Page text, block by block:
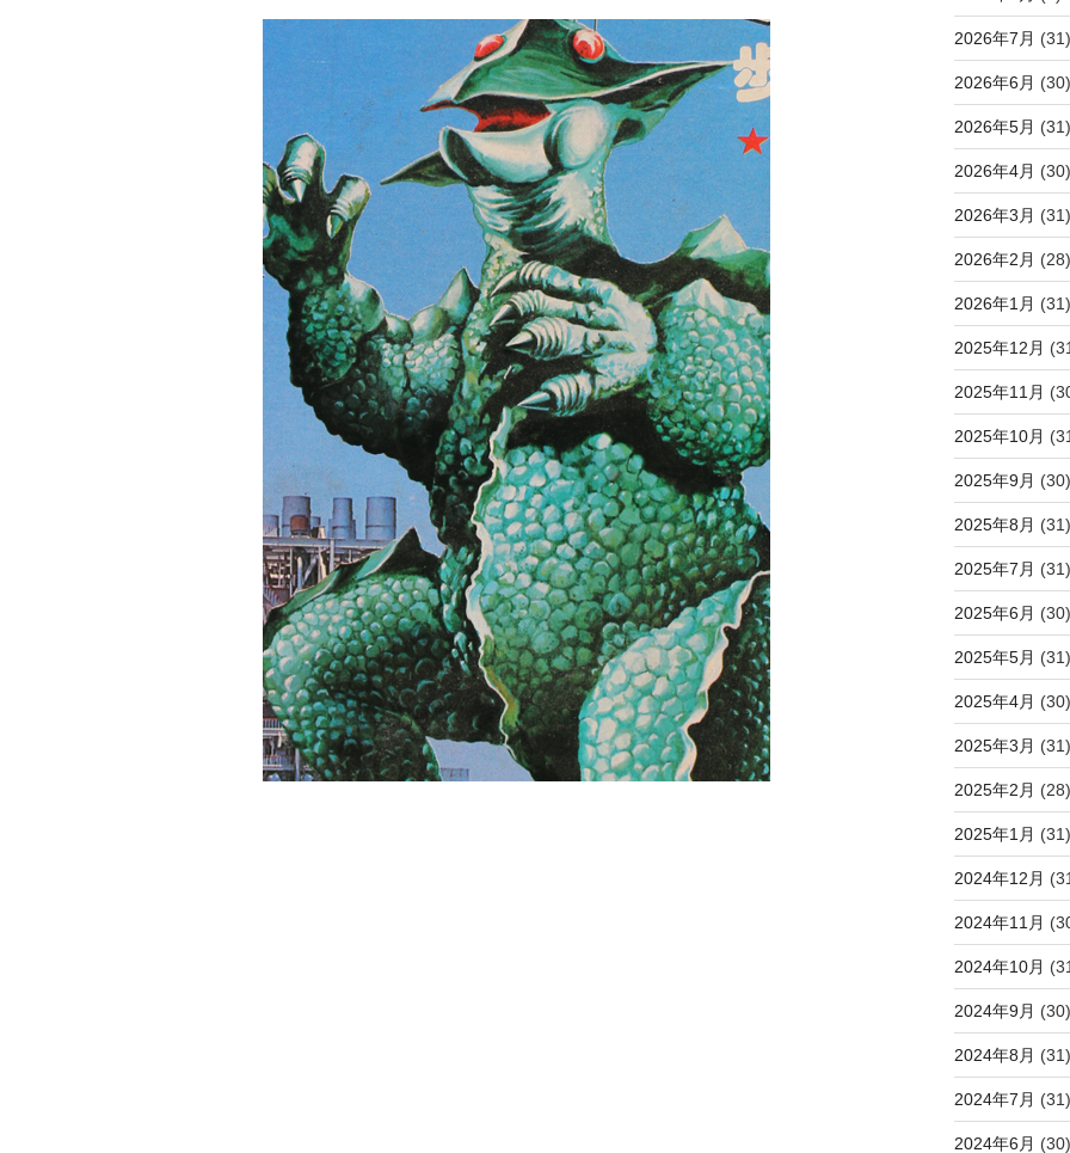
2026年7月 (31)
2026年6月 (30)
2026年5月 (31)
2026年4月 (30)
2026年3月 (31)
2026年2月 (28)
2026年1月 (31)
2025年12月
2025年11月
2025年10月
2025年9月 (30)
2025年8月 (31)
2025年7月 (31)
2025年6月 (30)
2025年5月 (31)
2025年4月 (30)
2025年3月 (31)
2025年2月 (28)
2025年1月 (31)
2024年12月
2024年11月
2024年10月
2024年9月 (30)
2024年8月 (31)
2024年7月 (31)
2024年6月 (30)